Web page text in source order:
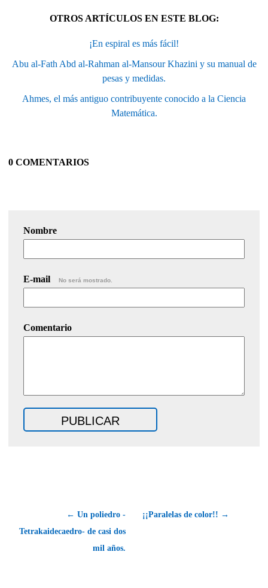
OTROS ARTÍCULOS EN ESTE BLOG:
¡En espiral es más fácil!
Abu al-Fath Abd al-Rahman al-Mansour Khazini y su manual de
pesas y medidas.
Ahmes, el más antiguo contribuyente conocido a la Ciencia
Matemática.
0 COMENTARIOS
Nombre
E-mail No será mostrado.
Comentario
← Un poliedro -
Tetrakaidecaedro- de casi dos
mil años.
¡¡Paralelas de color!! →